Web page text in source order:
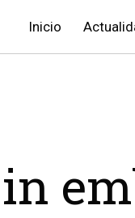
Inicio